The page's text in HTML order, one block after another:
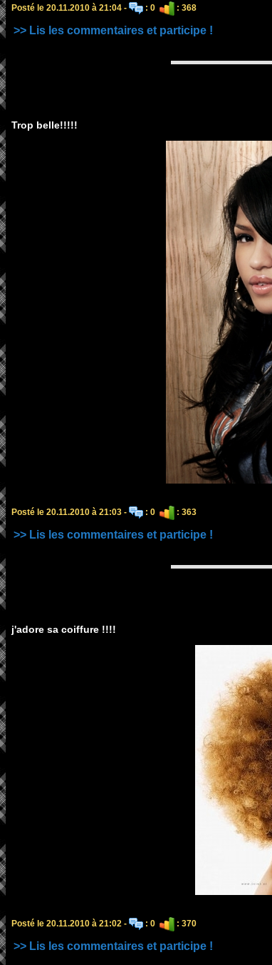
Posté le 20.11.2010 à 21:04 - : 0 : 368
>> Lis les commentaires et participe !
Trop belle!!!!!
Posté le 20.11.2010 à 21:03 - : 0 : 363
>> Lis les commentaires et participe !
j'adore sa coiffure !!!!
Posté le 20.11.2010 à 21:02 - : 0 : 370
>> Lis les commentaires et participe !